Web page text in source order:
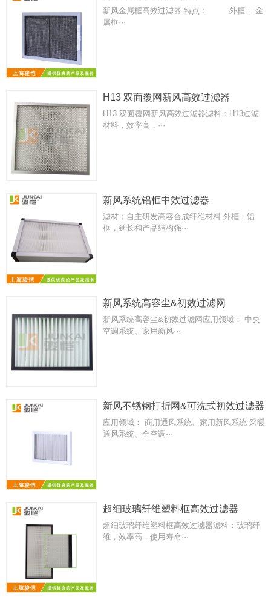
新风金属框高效过滤器 特点： 外框： 金
属框···
H13 双面覆网新风高效过滤器
H13 双面覆网新风高效过滤器滤料：H13过滤
材料，效率高，···
新风系统铝框中效过滤器
滤材：自主研发高容合成纤维材料 外框：铝
框，延长和产品结构强···
新风系统高容尘&初效过滤网
新风系统高容尘&初效过滤网应用领域： 中央
空调系统、家用新风···
新风不锈钢打折网&可洗式初效过滤器
应用领域： 商用通风系统、家用新风系统 采暖
通风系统、全空调···
超细玻璃纤维塑料框高效过滤器
超细玻璃纤维塑料框高效过滤器滤料：玻璃纤
维，效率高，使用寿命···